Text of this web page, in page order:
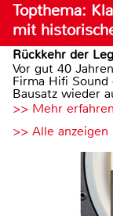
Topthema:
mit
Rückkehr der
Vor gut 40
Firma Hifi
Bausatz wieder
>> Mehr erfahren
>> Alle anzeigen